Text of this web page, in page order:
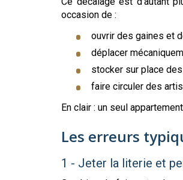
occasion de :
ouvrir des gaines et
déplacer
stocker sur place
faire circuler des
En clair : un seul
Les erreurs
1 - Jeter la literie et